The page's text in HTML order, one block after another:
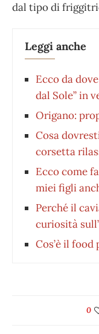
dal tipo di
Leggi anche
Ecco da
dal Sole” in
Origano:
Cosa
corsetta
Ecco come
miei figli
Perché il
curiosità
Cos’è il food
0